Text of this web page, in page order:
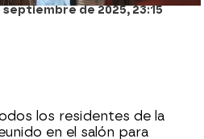
septiembre de 2025, 23:15
los residentes de la
en el salón para